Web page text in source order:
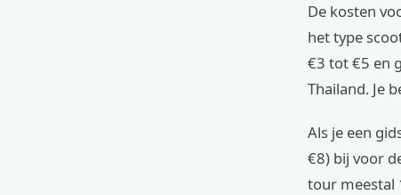
De kosten
het type
€3 tot €5 en
Thailand. Je
Als je een
€8) bij voor
tour meestal